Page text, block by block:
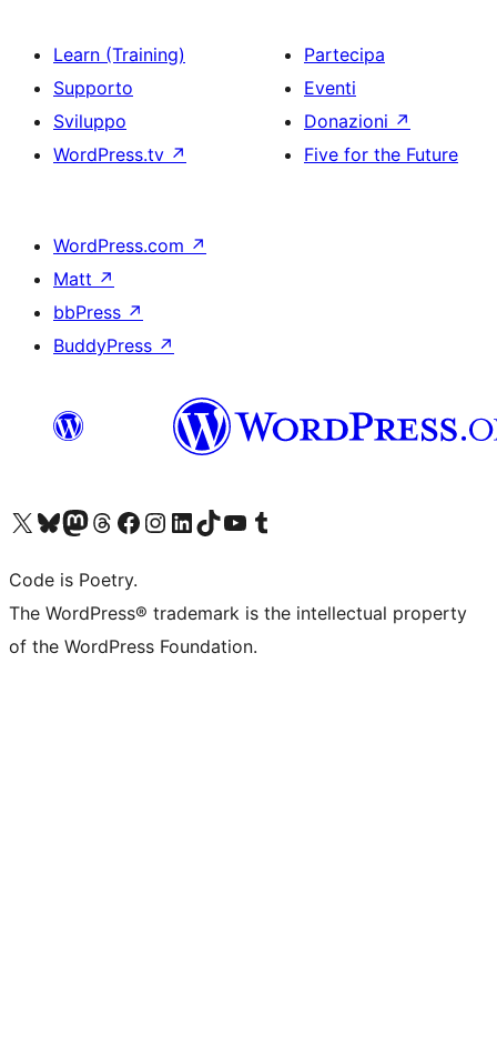
Learn (Training)
Supporto
Sviluppo
WordPress.tv ↗
Partecipa
Eventi
Donazioni ↗
Five for the Future
WordPress.com ↗
Matt ↗
bbPress ↗
BuddyPress ↗
Visita il nostro account X (ex Twitter)
Visita il nostro account Bluesky
Visita il nostro account Mastodon
Visita il nostro account Threads
Visita la nostra pagina Facebook
Visita il nostro account Instagram
Visita il nostro account LinkedIn
Visita il nostro account TikTok
Visita il nostro canale YouTube
Visita il nostro account Tumblr
Code is Poetry.
The WordPress® trademark is the intellectual property
of the WordPress Foundation.